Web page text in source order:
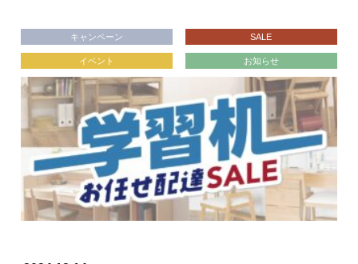
キャンペーン SALE
イベント お知らせ